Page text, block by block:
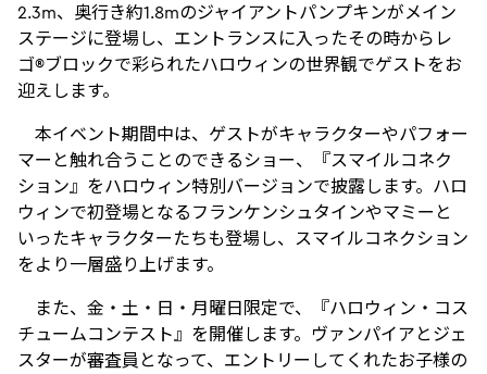
2.3m、奥行き約1.8mのジャイアントパンプキンがメイン
ステージに登場し、エントランスに入ったその時からレ
ゴ®ブロックで彩られたハロウィンの世界観でゲストをお
迎えします。
本イベント期間中は、ゲストがキャラクターやパフォー
マーと触れ合うことのできるショー、『スマイルコネク
ション』をハロウィン特別バージョンで披露します。ハロ
ウィンで初登場となるフランケンシュタインやマミーと
いったキャラクターたちも登場し、スマイルコネクション
をより一層盛り上げます。
また、金・土・日・月曜日限定で、『ハロウィン・コス
チュームコンテスト』を開催します。ヴァンパイアとジェ
スターが審査員となって、エントリーしてくれたお子様の